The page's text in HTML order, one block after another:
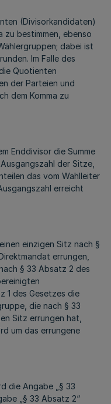
(Divisorkandidaten)
zu bestimmen, ebenso
dabei ist
Im Falle des
Quotienten
der Parteien und
dem Komma zu
Enddivisor die Summe
der Sitze,
das vom Wahlleiter
erreicht
einzigen Sitz nach §
errungen,
§ 33 Absatz 2 des
1 des Gesetzes die
die nach § 33
Sitz errungen hat,
um das errungene
die Angabe „§ 33
„§ 33 Absatz 2“